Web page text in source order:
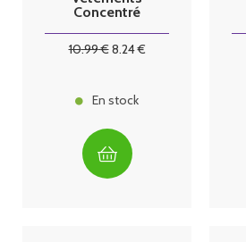
Concentré
ml
10.99€8.24€
En stock